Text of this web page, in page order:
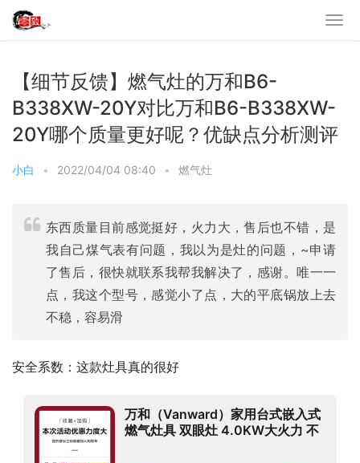
【细节反馈】燃气灶的万和B6-
B338XW-20Y对比万和B6-B338XW-
20Y哪个质量更好呢？优缺点分析测评
小白 • 2022/04/04 08:40 • 燃气灶
东西质量目前感觉挺好，火力大，售后也不错，是
我自己煤气表有问题，我以为是灶的问题，~申请
了售后，很快就联系我帮我解决了，感谢。唯一一
点，我这个型号，感觉小了点，大的平底锅放上去
不稳，容易滑
安全系数：这款灶具真的很好
万和（Vanward）家用台式嵌入式
燃气灶具 双眼灶 4.0KW大火力 不